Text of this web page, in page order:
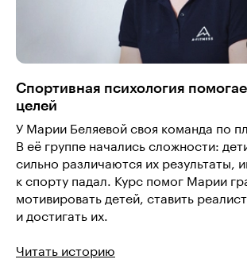
Спортивная психология
целей
У Марии Беляевой своя команда по
В её группе начались сложности:
сильно различаются их результаты,
к спорту падал. Курс помог Марии
мотивировать детей, ставить
и достигать их.
Читать историю